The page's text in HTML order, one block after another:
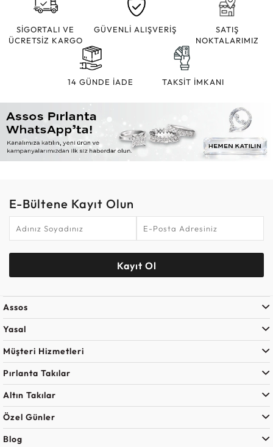
SİGORTALI VE
ÜCRETSİZ KARGO
GÜVENLİ ALIŞVERİŞ
SATIŞ
NOKTALARIMIZ
14 GÜNDE İADE TAKSİT İMKANI
E-Bültene Kayıt Olun
Kayıt Ol
Assos
Yasal
Müşteri Hizmetleri
Pırlanta Takılar
Altın Takılar
Özel Günler
Blog